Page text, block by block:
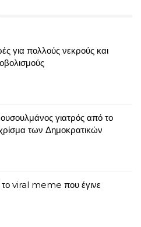
για πολλούς νεκρούς και
γιατρός από το
των Δημοκρατικών
viral meme που έγινε